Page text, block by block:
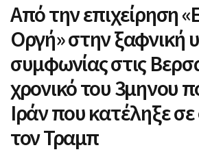
Από την επιχείρηση
Οργή» στην ξαφνική
συμφωνίας στις
χρονικό του 3μηνου
Ιράν που κατέληξε
τον Τραμπ